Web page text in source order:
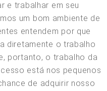
e trabalhar em seu
um bom ambiente de
entendem por que
diretamente o trabalho
portanto, o trabalho da
está nos pequenos
de adquirir nosso